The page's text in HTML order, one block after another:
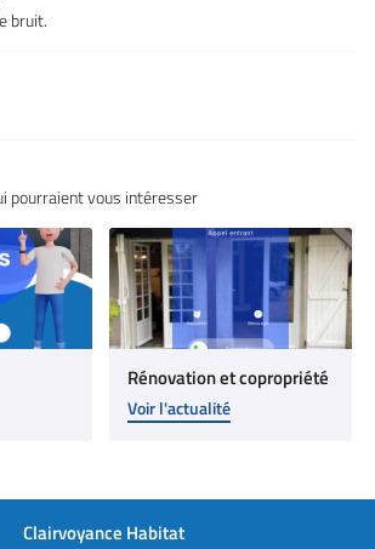
bruit.
pourraient vous intéresser
Rénovation et copropriété
Voir l'actualité
Clairvoyance Habitat